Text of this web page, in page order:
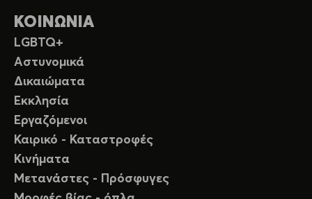
ΚΟΙΝΩΝΙΑ
LGBTQ+
Αστυνομικά
Δικαιώματα
Εκκλησία
Εργαζόμενοι
Καιρικό - Καταστροφές
Κινήματα
Μετανάστες - Πρόσφυγες